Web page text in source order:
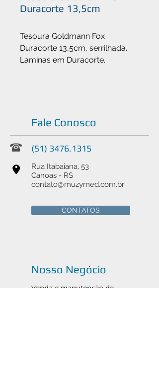
Duracorte 13,5cm
Tesoura Goldmann Fox
Duracorte 13,5cm, serrilhada.
Laminas em Duracorte.
Fale Conosco
(51) 3476.1315
Rua Itabaiana, 53
Canoas - RS
contato@muzymed.com.br
Nosso Negócio
Venda e manutenção de
CONTATOS